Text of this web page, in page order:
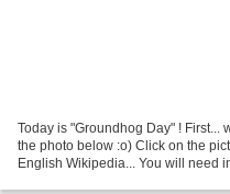
Today is "Groundhog Day" ! First...
the photo below :o) Click on the
English Wikipedia... You will need